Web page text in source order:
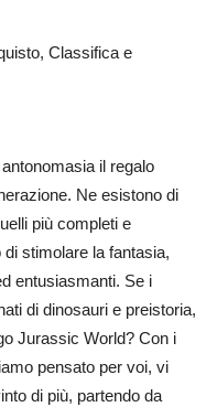
Classifica e
il regalo
Ne esistono di
più completi e
stimolare la fantasia,
entusiasmanti. Se i
di dinosauri e preistoria,
Jurassic World? Con i
pensato per voi, vi
di più, partendo da